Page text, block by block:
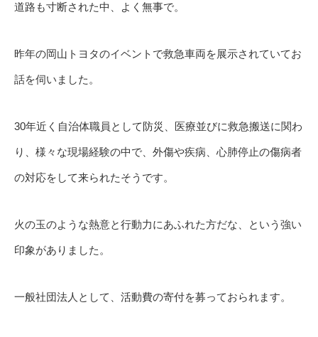
道路も寸断された中、よく無事で。
昨年の岡山トヨタのイベントで救急車両を展示されていてお
話を伺いました。
30年近く自治体職員として防災、医療並びに救急搬送に関わ
り、様々な現場経験の中で、外傷や疾病、心肺停止の傷病者
の対応をして来られたそうです。
火の玉のような熱意と行動力にあふれた方だな、という強い
印象がありました。
一般社団法人として、活動費の寄付を募っておられます。